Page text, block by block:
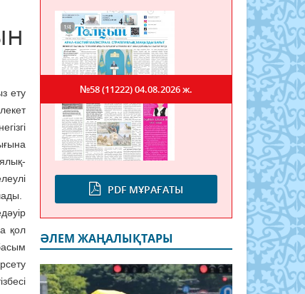
ету
қол
PDF МҰРАҒАТЫ
№58 (11222)04.08.2026 ж.
ӘЛЕМ ЖАҢАЛЫҚТАРЫ